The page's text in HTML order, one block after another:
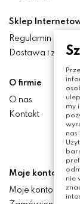
Sklep
Regulamin
Dostawa i zwroty
O firmie
O nas
Kontakt
Moje konto
Moje konto
my
nas
nie